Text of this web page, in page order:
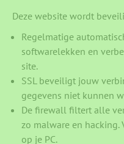
Deze website wordt
Regelmatige
softwarelekken en
site.
SSL beveiligt jouw
gegevens niet kunnen
De firewall filtert alle
zo malware en hacking.
op je PC.